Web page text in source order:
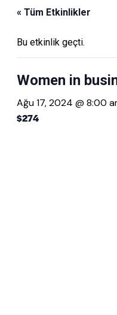
« Tüm Etkinlikler
Bu etkinlik geçti.
Women in
Ağu 17, 2024 @ 8:00
$274